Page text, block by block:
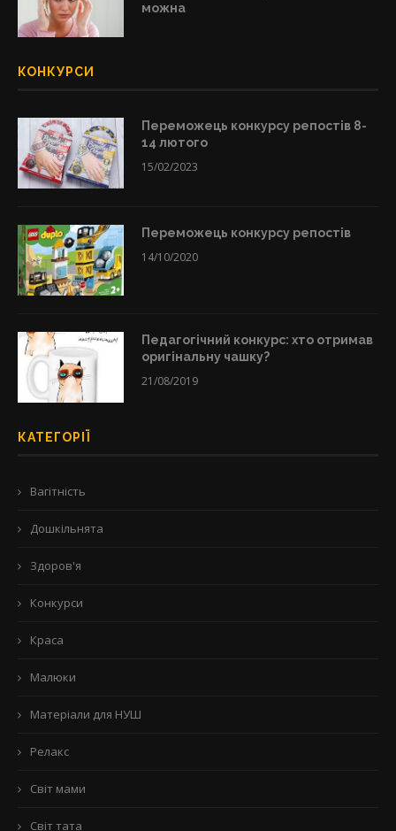
можна
КОНКУРСИ
Переможець конкурсу репостів 8-
14 лютого
15/02/2023
Переможець конкурсу репостів
14/10/2020
Педагогічний конкурс: хто отримав
оригінальну чашку?
21/08/2019
КАТЕГОРІЇ
Вагітність
Дошкільнята
Здоров'я
Конкурси
Краса
Малюки
Матеріали для НУШ
Релакс
Світ мами
Світ тата